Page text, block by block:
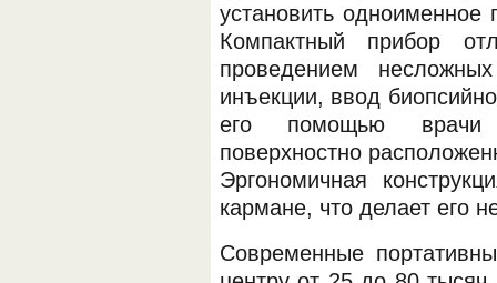
установить
Компактный прибор
проведением
инъекции, ввод
его помощью врачи
поверхностно
Эргономичная
кармане, что делает его
Современные